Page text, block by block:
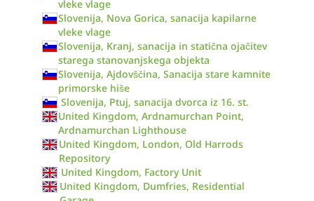
vleke vlage
Slovenija, Nova Gorica, sanacija kapilarne
vleke vlage
Slovenija, Kranj, sanacija in statična ojačitev
starega stanovanjskega objekta
Slovenija, Ajdovščina, Sanacija stare kamnite
primorske hiše
Slovenija, Ptuj, sanacija dvorca iz 16. st.
United Kingdom, Ardnamurchan Point,
Ardnamurchan Lighthouse
United Kingdom, London, Old Harrods
Repository
United Kingdom, Factory Unit
United Kingdom, Dumfries, Residential